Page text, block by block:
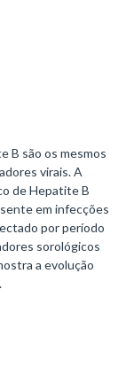
B são os mesmos
virais. A
de Hepatite B
em infecções
por período
sorológicos
a evolução